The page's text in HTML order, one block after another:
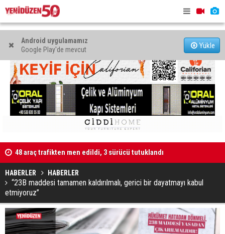
Android uygulamamız
Google Play'de mevcut
Yükle
48 araç trafikten men edildi, 3 sürücü tutuklandı
HABERLER HABERLER
“23B maddesi tamamen kaldırılmalı, gerici bir dayatmayı kabul
etmiyoruz”